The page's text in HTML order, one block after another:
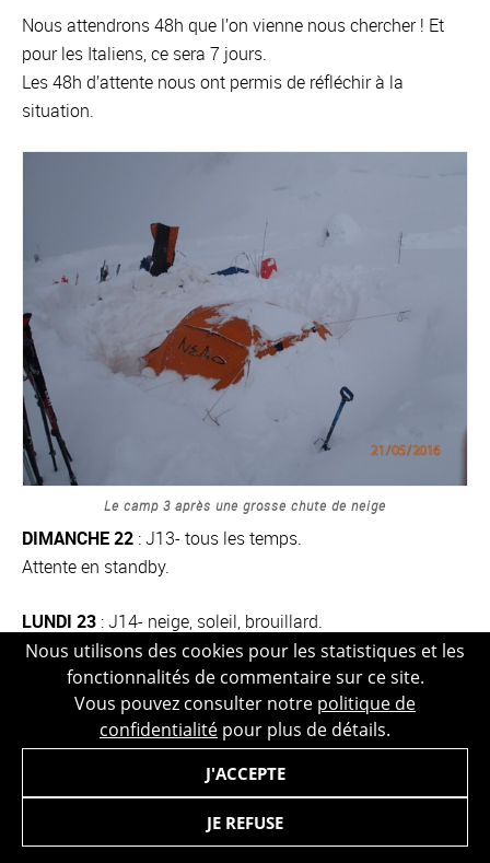
Nous utilisons des cookies pour les statistiques et les
fonctionnalités de commentaire sur ce site.
Vous pouvez consulter notre politique de
confidentialité pour plus de détails.
J'ACCEPTE
JE REFUSE
Nous attendrons 48h que l’on vienne nous chercher ! Et
pour les Italiens, ce sera 7 jours.
Les 48h d’attente nous ont permis de réfléchir à la
situation.
Le camp 3 après une grosse chute de neige
DIMANCHE 22 : J13- tous les temps.
Attente en standby.
LUNDI 23 : J14- neige, soleil, brouillard.
15h00 : Décollage pour Talkeetna. Nous avons dû tout
plier en 10’ lorsque nous avons vu atterrir l’avion de chez
K2, car la Basecamp Manager s’était tirée entre temps
dans un avion d’une autre compagnie. L’avion repartait
RÉSUMÉ AINSI QUE QUELQUES